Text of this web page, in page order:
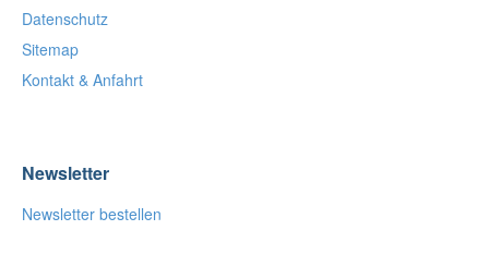
Datenschutz
Sitemap
Kontakt & Anfahrt
Newsletter
Newsletter bestellen